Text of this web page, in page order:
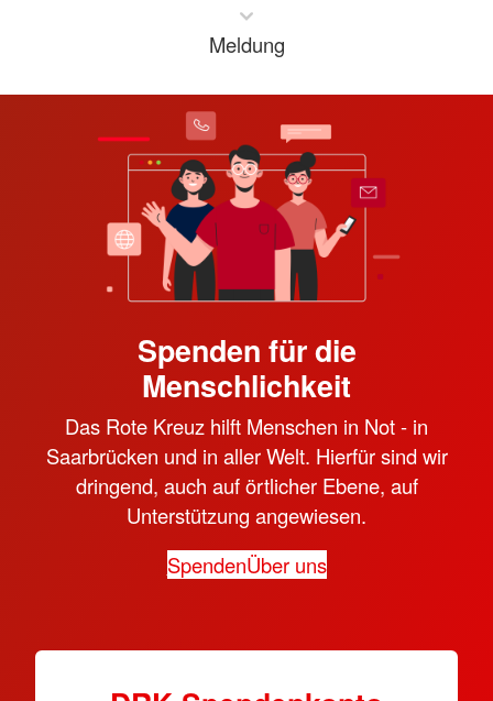
Meldung
Spenden für die
Menschlichkeit
Das Rote Kreuz hilft Menschen in Not - in
Saarbrücken und in aller Welt. Hierfür sind wir
dringend, auch auf örtlicher Ebene, auf
Unterstützung angewiesen.
SpendenÜber uns